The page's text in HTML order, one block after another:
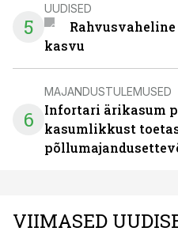
5
UUDISED
kasvu
6
MAJANDUSTULEMUSED
Infortari ärikasum
kasumlikkust
VIIMASED